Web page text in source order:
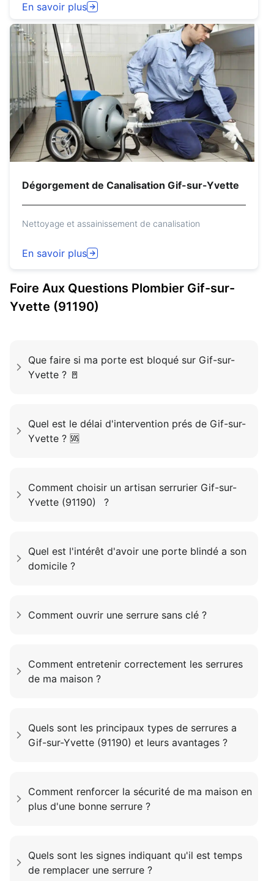
En savoir plus
Dégorgement de Canalisation Gif-sur-Yvette
Nettoyage et assainissement de canalisation
En savoir plus
Foire Aux Questions Plombier Gif-sur-
Yvette (91190)
Que faire si ma porte est bloqué sur Gif-sur-
Yvette ? 🚪
Quel est le délai d'intervention prés de Gif-sur-
Yvette ? 🆘
Comment choisir un artisan serrurier Gif-sur-
Yvette (91190) ?
Quel est l'intérêt d'avoir une porte blindé a son
domicile ?
Comment ouvrir une serrure sans clé ?
Comment entretenir correctement les serrures
de ma maison ?
Quels sont les principaux types de serrures a
Gif-sur-Yvette (91190) et leurs avantages ?
Comment renforcer la sécurité de ma maison en
plus d'une bonne serrure ?
Quels sont les signes indiquant qu'il est temps
de remplacer une serrure ?